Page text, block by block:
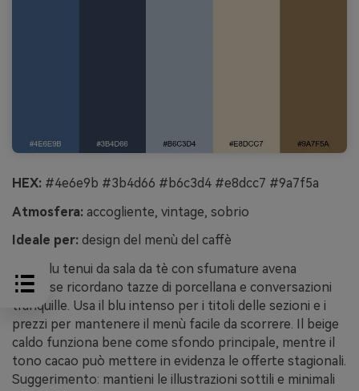
HEX: #4e6e9b #3b4d66 #b6c3d4 #e8dcc7 #9a7f5a
Atmosfera: accogliente, vintage, sobrio
Ideale per: design del menù del caffè
Toni blu tenui da sala da tè con sfumature avena
cremose ricordano tazze di porcellana e conversazioni
tranquille. Usa il blu intenso per i titoli delle sezioni e i
prezzi per mantenere il menù facile da scorrere. Il beige
caldo funziona bene come sfondo principale, mentre il
tono cacao può mettere in evidenza le offerte stagionali.
Suggerimento: mantieni le illustrazioni sottili e minimali